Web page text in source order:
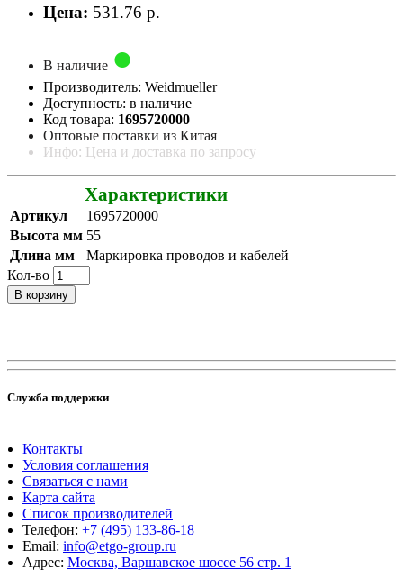
Цена: 531.76 р.
В наличие
Производитель: Weidmueller
Доступность: в наличие
Код товара: 1695720000
Оптовые поставки из Китая
Инфо: Цена и доставка по запросу
Характеристики
Артикул
1695720000
Высота мм 55
Длина мм
Маркировка проводов и кабелей
Кол-во
В корзину
Служба поддержки
Контакты
Условия соглашения
Связаться с нами
Карта сайта
Список производителей
Телефон: +7 (495) 133-86-18
Email: info@etgo-group.ru
Адрес: Москва, Варшавское шоссе 56 стр. 1